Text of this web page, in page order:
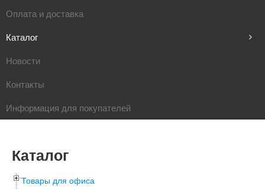
Главная
Каталог
Товары для офиса
Оплата и доставка
Каталог
Товары для офиса
Школьные принадлежности
Хозтовары
Новости
Контакты
Информация для покупателей